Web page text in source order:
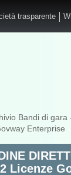
trasparente
Bandi di gara
Enterprise
Licenze